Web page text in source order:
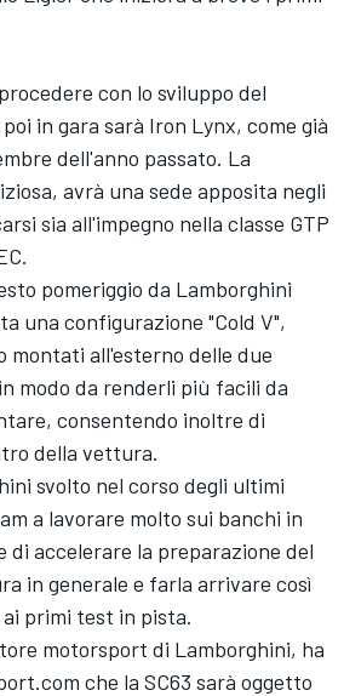
con lo sviluppo del
in gara sarà Iron Lynx, come già
dell'anno passato. La
avrà una sede apposita negli
sia all'impegno nella classe GTP
pomeriggio da Lamborghini
una configurazione "Cold V",
montati all'esterno delle due
modo da renderli più facili da
consentendo inoltre di
della vettura.
svolto nel corso degli ultimi
a lavorare molto sui banchi in
di accelerare la preparazione del
in generale e farla arrivare così
primi test in pista.
motorsport di Lamborghini, ha
che la SC63 sarà oggetto